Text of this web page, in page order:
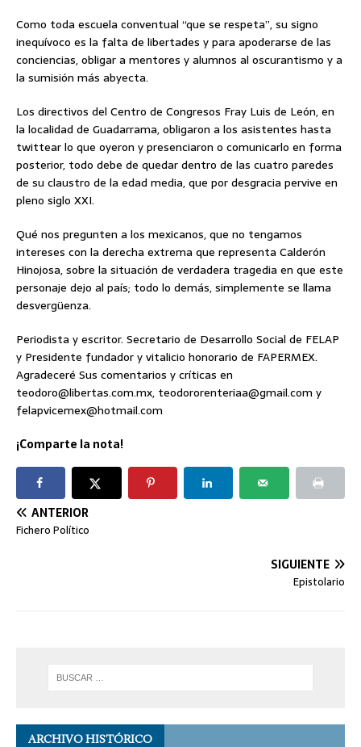
Como toda escuela conventual “que se respeta”, su signo
inequívoco es la falta de libertades y para apoderarse de las
conciencias, obligar a mentores y alumnos al oscurantismo y a
la sumisión más abyecta.
Los directivos del Centro de Congresos Fray Luis de León, en
la localidad de Guadarrama, obligaron a los asistentes hasta
twittear lo que oyeron y presenciaron o comunicarlo en forma
posterior, todo debe de quedar dentro de las cuatro paredes
de su claustro de la edad media, que por desgracia pervive en
pleno siglo XXI.
Qué nos pregunten a los mexicanos, que no tengamos
intereses con la derecha extrema que representa Calderón
Hinojosa, sobre la situación de verdadera tragedia en que este
personaje dejo al país; todo lo demás, simplemente se llama
desvergüenza.
Periodista y escritor. Secretario de Desarrollo Social de FELAP
y Presidente fundador y vitalicio honorario de FAPERMEX.
Agradeceré Sus comentarios y críticas en
teodoro@libertas.com.mx, teodororenteriaa@gmail.com y
felapvicemex@hotmail.com
¡Comparte la nota!
ANTERIOR
Fichero Político
SIGUIENTE
Epistolario
ARCHIVO HISTÓRICO